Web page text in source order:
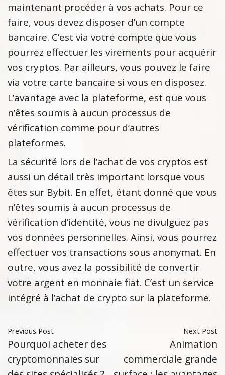
maintenant procéder à vos achats. Pour ce
faire, vous devez disposer d’un compte
bancaire. C’est via votre compte que vous
pourrez effectuer les virements pour acquérir
vos cryptos. Par ailleurs, vous pouvez le faire
via votre carte bancaire si vous en disposez.
L’avantage avec la plateforme, est que vous
n’êtes soumis à aucun processus de
vérification comme pour d’autres
plateformes.
La sécurité lors de l’achat de vos cryptos est
aussi un détail très important lorsque vous
êtes sur Bybit. En effet, étant donné que vous
n’êtes soumis à aucun processus de
vérification d’identité, vous ne divulguez pas
vos données personnelles. Ainsi, vous pourrez
effectuer vos transactions sous anonymat. En
outre, vous avez la possibilité de convertir
votre argent en monnaie fiat. C’est un service
intégré à l’achat de crypto sur la plateforme.
Previous Post
Pourquoi acheter des
cryptomonnaies sur
Next Post
Animation
commerciale grande